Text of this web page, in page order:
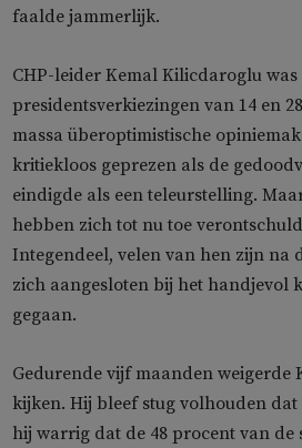
faalde jammerlijk.
CHP-leider Kemal Kilicdaroglu
presidentsverkiezingen van 14 en
massa überoptimistische
kritiekloos geprezen als de
eindigde als een teleurstelling.
hebben zich tot nu toe
Integendeel, velen van hen zijn na
zich aangesloten bij het handjevol
gegaan.
Gedurende vijf maanden
kijken. Hij bleef stug volhouden
hij warrig dat de 48 procent van